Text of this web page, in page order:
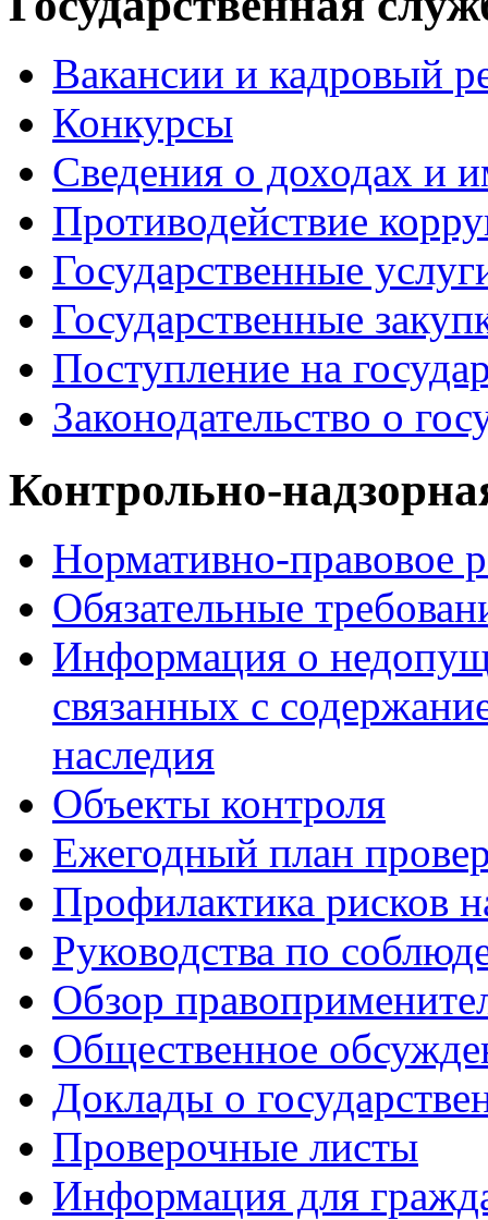
Вакансии и кадровый
Конкурсы
Сведения о доходах и
Противодействие
Государственные
Государственные
Поступление на
Законодательство о
Контрольно-
Нормативно-правовое
Обязательные
Информация о
связанных с
наследия
Объекты контроля
Ежегодный план
Профилактика рисков
Руководства по
Обзор
Общественное
Доклады о
Проверочные листы
Информация для